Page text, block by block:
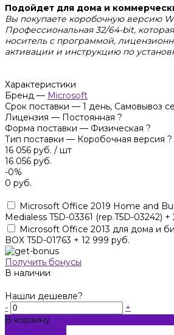
Подойдет для дома и
Вы покупаете коробочную версию
Профессиональная 32/64-bit,
носитель с программой,
активации и инструкцию по
Характеристики
Бренд — Microsoft
Срок поставки — 1 день, Самовывоз
Лицензия — Постоянная ?
Форма поставки — Физическая ?
Тип поставки — Коробочная версия ?
16 056 руб. / шт
16 056 руб.
-0%
0 руб.
Microsoft Office 2019 Home and
Medialess T5D-03361 (rep.T5D-03242) +
Microsoft Office 2013 для дома и
BOX T5D-01763 + 12 999 руб.
Получить бонусы
В наличии
Нашли дешевле?
-
+
В корзину